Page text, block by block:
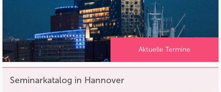
Aktuelle Termine
Seminarkatalog in Hannover